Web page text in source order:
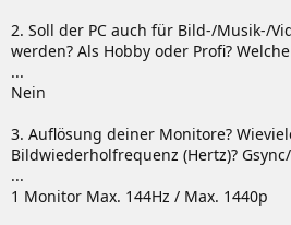
2. Soll der PC auch für Bild-/Musik-/
werden? Als Hobby oder Profi?
...
Nein
3. Auflösung deiner Monitore?
Bildwiederholfrequenz (Hertz)? Gsync/
...
1 Monitor Max. 144Hz / Max. 1440p